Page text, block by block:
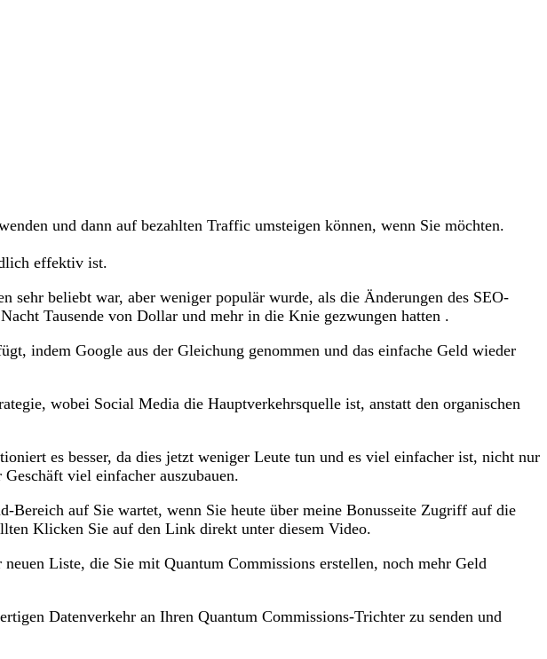
und dann auf bezahlten Traffic umsteigen können, wenn Sie möchten.
effektiv ist.
sehr beliebt war, aber weniger populär wurde, als die Änderungen des SEO-
Tausende von Dollar und mehr in die Knie gezwungen hatten .
indem Google aus der Gleichung genommen und das einfache Geld wieder
wobei Social Media die Hauptverkehrsquelle ist, anstatt den organischen
es besser, da dies jetzt weniger Leute tun und es viel einfacher ist, nicht nur
viel einfacher auszubauen.
Bereich auf Sie wartet, wenn Sie heute über meine Bonusseite Zugriff auf die
Klicken Sie auf den Link direkt unter diesem Video.
Liste, die Sie mit Quantum Commissions erstellen, noch mehr Geld
Datenverkehr an Ihren Quantum Commissions-Trichter zu senden und